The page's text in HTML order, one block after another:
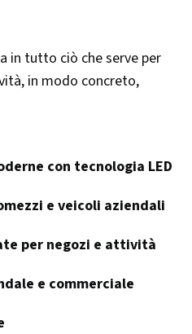
in tutto ciò che serve per
in modo concreto,
con tecnologia LED
e veicoli aziendali
per negozi e attività
e commerciale